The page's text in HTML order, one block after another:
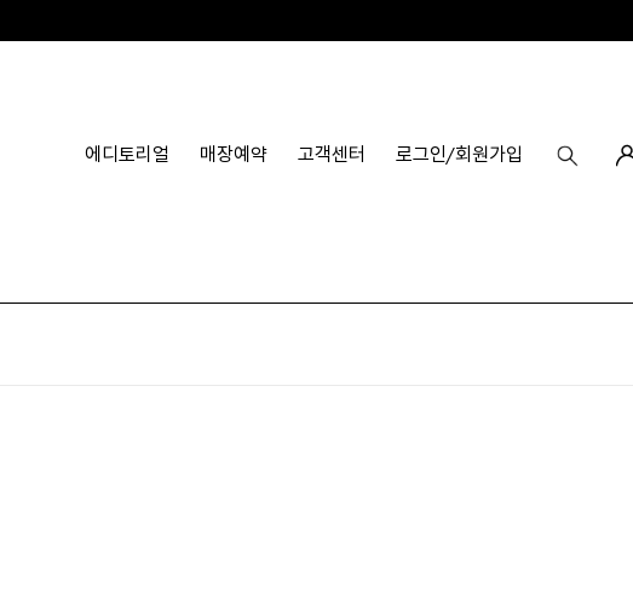
에디토리얼 매장예약 고객센터 로그인/회원가입